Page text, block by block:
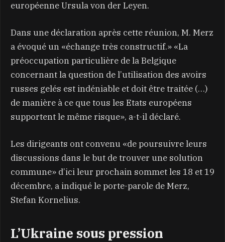
européenne Ursula von der Leyen.
Dans une déclaration après cette réunion, M. Merz
a évoqué un «échange très constructif.» «La
préoccupation particulière de la Belgique
concernant la question de l’utilisation des avoirs
russes gelés est indéniable et doit être traitée (…)
de manière à ce que tous les Etats européens
supportent le même risque», a-t-il déclaré.
Les dirigeants ont convenu «de poursuivre leurs
discussions dans le but de trouver une solution
commune» d’ici leur prochain sommet les 18 et 19
décembre, a indiqué le porte-parole de Merz,
Stefan Kornelius.
L’Ukraine sous pression